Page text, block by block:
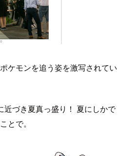
ケモンを追う姿を激写されてい
づき夏真っ盛り！ 夏にしかで
とで。